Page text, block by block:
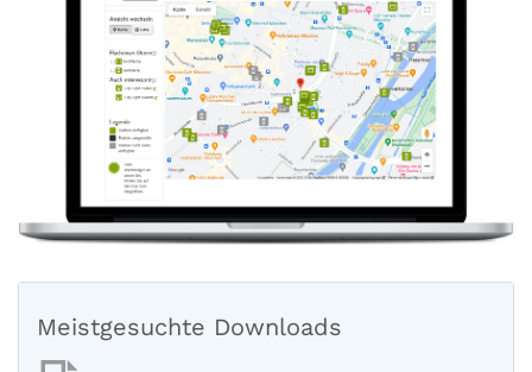
Meistgesuchte Downloads